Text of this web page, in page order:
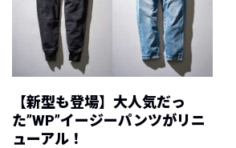
【新型も登場】大人気だっ
た”WP”イージーパンツがリニ
ューアル！